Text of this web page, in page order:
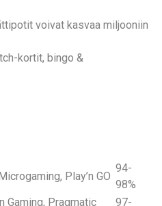
voivat kasvaa miljooniin
kortit, bingo &
Play’n GO
94-
98%
Gaming, Pragmatic
97-